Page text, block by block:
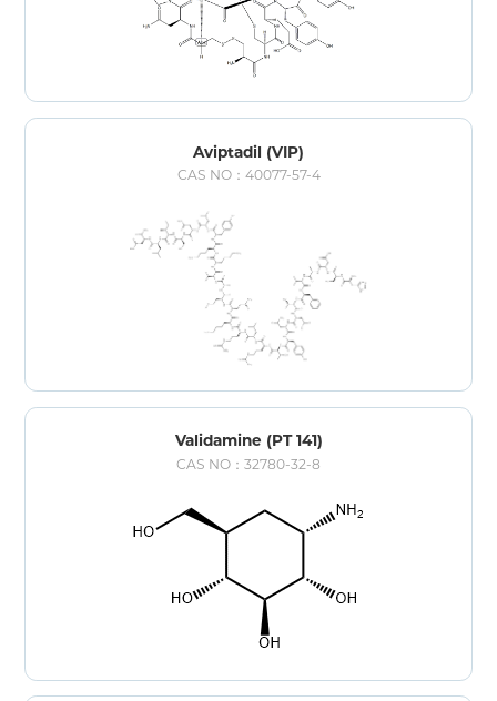
Aviptadil (VIP)
CAS NO：40077-57-4
Validamine (PT 141)
CAS NO：32780-32-8